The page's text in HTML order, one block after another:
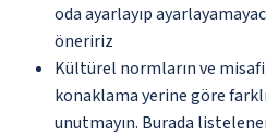
oda ayarlayıp
öneririz
Kültürel normların ve
konaklama yerine göre
unutmayın. Burada